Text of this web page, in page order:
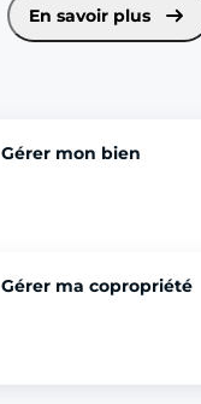
En savoir plus
Gérer mon bien
Gérer ma copropriété